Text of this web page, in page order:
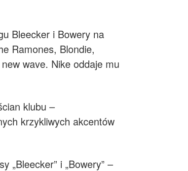
Bleecker i Bowery na
Ramones, Blondie,
wave. Nike oddaje mu
klubu –
krzykliwych akcentów
„Bleecker” i „Bowery” –